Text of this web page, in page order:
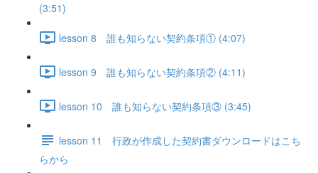
(3:51)
lesson 8 誰も知らない契約条項① (4:07)
lesson 9 誰も知らない契約条項② (4:11)
lesson 10 誰も知らない契約条項③ (3:45)
lesson 11 行政が作成した契約書ダウンロードはこち
らから